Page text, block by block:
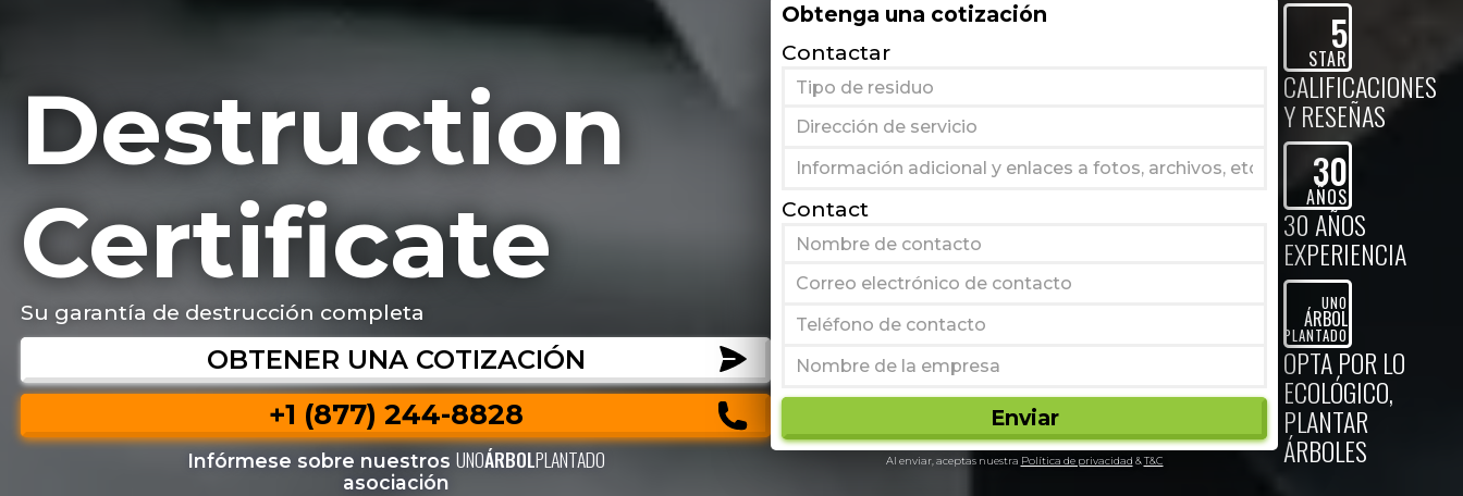
Destruction
Certificate
Su garantía de destrucción completa
OBTENER UNA COTIZACIÓN
+1 (877) 244-8828
Infórmese sobre nuestros UNOÁRBOLPLANTADO
asociación
Obtenga una cotización
Contactar
Contact
Al enviar, aceptas nuestra Política de privacidad &T&C
5
STAR
CALIFICACIONES
Y RESEÑAS
30
AÑOS
30 AÑOS
EXPERIENCIA
UNO
ÁRBOL
PLANTADO
OPTA POR LO
ECOLÓGICO,
PLANTAR
ÁRBOLES